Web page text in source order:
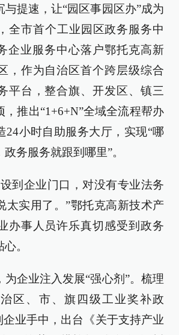
与提速，让“园区事园区办”成为
全市首个工业园区政务服务中
业服务中心落户鄂托克高新
，作为自治区首个跨层级综合
平台，整合旗、开发区、镇三
，推出“1+6+N”全域全流程帮办
24小时自助服务大厅，实现“哪
务服务就跟到哪里”。
到企业门口，对没有专业法务
太实用了。”鄂托克高新技术产
办事人员许乐真切感受到政务
。
为企业注入发展“强心剂”。梳理
区、市、旗四级工业奖补政
企业手中，出台《关于支持产业